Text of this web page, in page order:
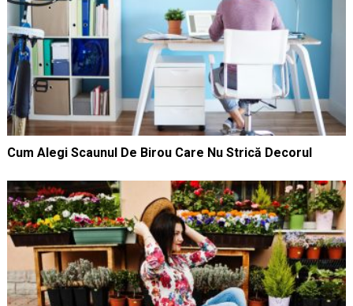
Cum Alegi Scaunul De Birou Care Nu Strică Decorul